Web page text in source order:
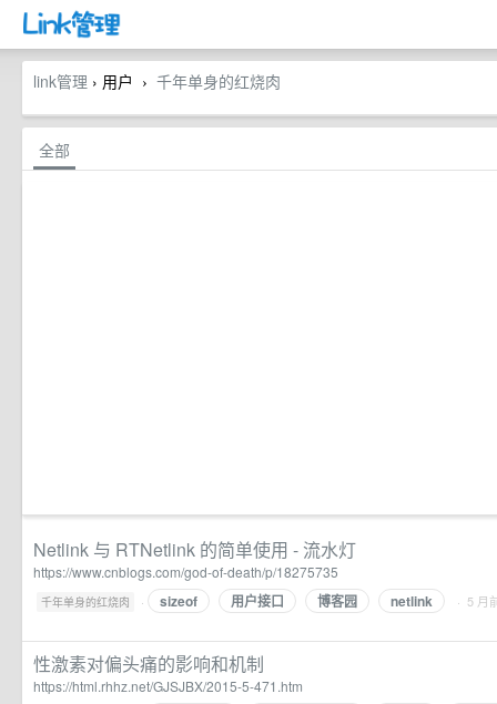
link管理 › 用户 › 千年单身的红烧肉
全部
Netlink 与 RTNetlink 的简单使用 - 流水灯
https://www.cnblogs.com/god-of-death/p/18275735
千年单身的红烧肉 · sizeof 用户接口 博客园 netlink · 5 月
性激素对偏头痛的影响和机制
https://html.rhhz.net/GJSJBX/2015-5-471.htm